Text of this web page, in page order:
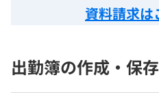
資料請求は
出勤簿の作成・保